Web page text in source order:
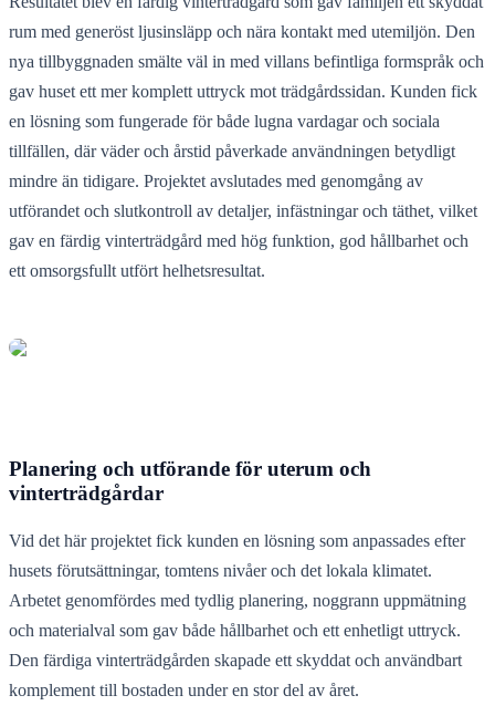
rum med generöst ljusinsläpp och nära kontakt med utemiljön. Den
nya tillbyggnaden smälte väl in med villans befintliga formspråk och
gav huset ett mer komplett uttryck mot trädgårdssidan. Kunden fick
en lösning som fungerade för både lugna vardagar och sociala
tillfällen, där väder och årstid påverkade användningen betydligt
mindre än tidigare. Projektet avslutades med genomgång av
utförandet och slutkontroll av detaljer, infästningar och täthet, vilket
gav en färdig vinterträdgård med hög funktion, god hållbarhet och
ett omsorgsfullt utfört helhetsresultat.
Planering och utförande för uterum och
vinterträdgårdar
Vid det här projektet fick kunden en lösning som anpassades efter
husets förutsättningar, tomtens nivåer och det lokala klimatet.
Arbetet genomfördes med tydlig planering, noggrann uppmätning
och materialval som gav både hållbarhet och ett enhetligt uttryck.
Den färdiga vinterträdgården skapade ett skyddat och användbart
komplement till bostaden under en stor del av året.